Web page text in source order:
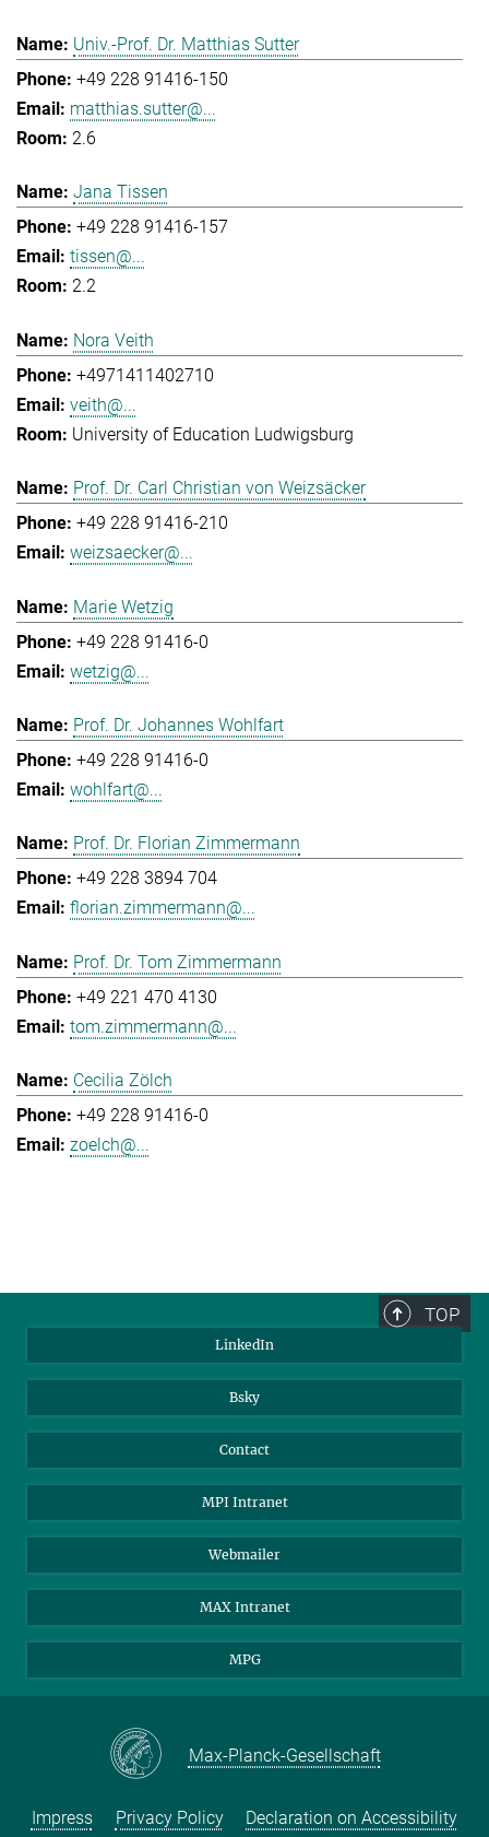
Univ.-Prof. Dr. Matthias Sutter
+49 228 91416-150
matthias.sutter@...
2.6
Jana Tissen
+49 228 91416-157
tissen@...
2.2
Nora Veith
+4971411402710
veith@...
University of Education Ludwigsburg
Prof. Dr. Carl Christian von Weizsäcker
+49 228 91416-210
weizsaecker@...
Marie Wetzig
+49 228 91416-0
wetzig@...
Prof. Dr. Johannes Wohlfart
+49 228 91416-0
wohlfart@...
Prof. Dr. Florian Zimmermann
+49 228 3894 704
florian.zimmermann@...
Prof. Dr. Tom Zimmermann
+49 221 470 4130
tom.zimmermann@...
Cecilia Zölch
+49 228 91416-0
zoelch@...
TOP
LinkedIn
Bsky
Contact
MPI Intranet
Webmailer
MAX Intranet
MPG
Max-Planck-Gesellschaft
Impress Privacy Policy Declaration on Accessibility